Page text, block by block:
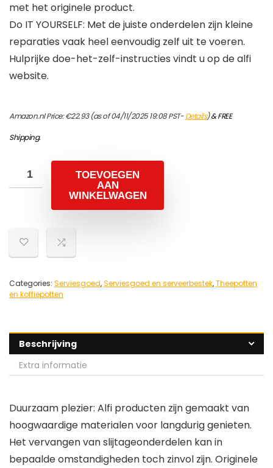
met het originele product.
Do IT YOURSELF: Met de juiste onderdelen zijn kleine
reparaties vaak heel eenvoudig zelf uit te voeren.
Hulprijke doe-het-zelf-instructies vindt u op de alfi
website.
Amazon.nl Price:€22.93(as of 04/11/2025 19:08 PST-Details)&FREE
Shipping.
TOEVOEGEN
AAN
WINKELWAGEN
Categories: Serviesgoed,Serviesgoed en serveerbestek,Theepotten
en koffiepotten
Beschrijving
Extra informatie
Duurzaam plezier: Alfi producten zijn gemaakt van
hoogwaardige materialen voor langdurig genieten.
Het vervangen van slijtageonderdelen kan in
bepaalde omstandigheden toch zinvol zijn. Originele